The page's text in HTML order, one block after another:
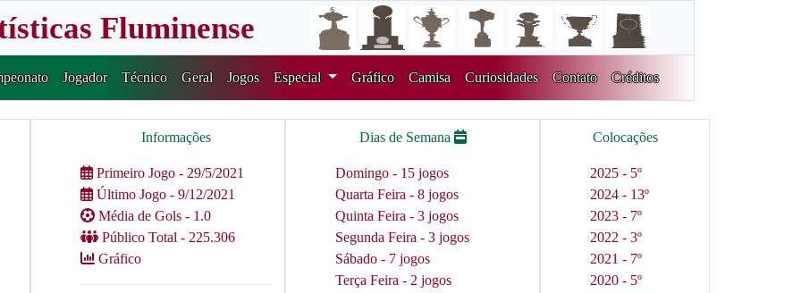
Fluminense
Jogador Técnico Geral Jogos Especial Gráfico Camisa Curiosidades Contato Créditos
Informações
Primeiro Jogo - 29/5/2021
Último Jogo - 9/12/2021
Média de Gols - 1.0
Público Total - 225.306
Gráfico
Dias de Semana
Domingo - 15 jogos
Quarta Feira - 8 jogos
Quinta Feira - 3 jogos
Segunda Feira - 3 jogos
Sábado - 7 jogos
Terça Feira - 2 jogos
Colocações
2025 - 5º
2024 - 13º
2023 - 7º
2022 - 3º
2021 - 7º
2020 - 5º